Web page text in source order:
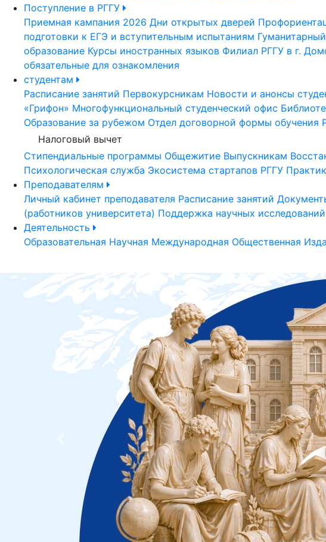
Поступление в РГГУ
Приемная кампания 2026 Дни открытых дверей
подготовки к ЕГЭ и вступительным испытаниям
образование Курсы иностранных языков Филиал РГГУ в г.
обязательные для ознакомления
студентам
Расписание занятий Первокурсникам Новости и анонсы
«Грифон» Многофункциональный студенческий офис
Образование за рубежом Отдел договорной формы обучения
Налоговый вычет
Стипендиальные программы Общежитие Выпускникам
Психологическая служба Экосистема стартапов РГГУ
Преподавателям
Личный кабинет преподавателя Расписание занятий
(работников университета) Поддержка научных исследований
Деятельность
Образовательная Научная Международная Общественная